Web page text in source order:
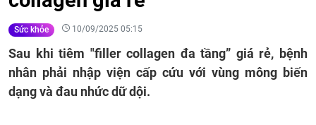
Sức khỏe 10/09/2025 05:15
Sau khi tiêm "filler collagen đa tầng” giá rẻ, bệnh
nhân phải nhập viện cấp cứu với vùng mông biến
dạng và đau nhức dữ dội.